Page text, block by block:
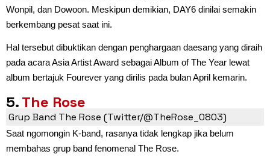
Wonpil, dan Dowoon. Meskipun demikian, DAY6 dinilai semakin
berkembang pesat saat ini.
Hal tersebut dibuktikan dengan penghargaan daesang yang diraih
pada acara Asia Artist Award sebagai Album of The Year lewat
album bertajuk Fourever yang dirilis pada bulan April kemarin.
5.The Rose
Grup Band The Rose (Twitter/@TheRose_0803)
Saat ngomongin K-band, rasanya tidak lengkap jika belum
membahas grup band fenomenal The Rose.